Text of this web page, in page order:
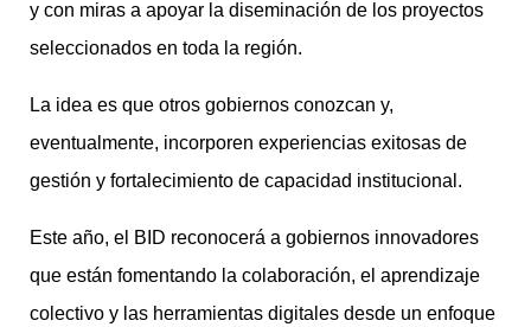
y con miras a apoyar la diseminación de los proyectos
seleccionados en toda la región.
La idea es que otros gobiernos conozcan y,
eventualmente, incorporen experiencias exitosas de
gestión y fortalecimiento de capacidad institucional.
Este año, el BID reconocerá a gobiernos innovadores
que están fomentando la colaboración, el aprendizaje
colectivo y las herramientas digitales desde un enfoque